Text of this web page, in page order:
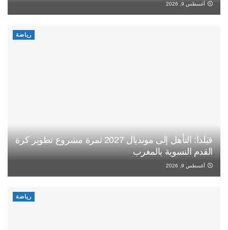
أغسطس 9, 2026
رياضة
فيلدا: التأهل إلى مونديال 2027 ثمرة مشروع تطوير كرة
القدم النسوية بالمغرب
أغسطس 9, 2026
رياضة